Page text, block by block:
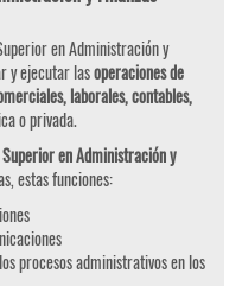
en Administración y
y ejecutar lasoperaciones de
laborales, contables,
o privada.
en Administración y
estas funciones:
procesos administrativos en los